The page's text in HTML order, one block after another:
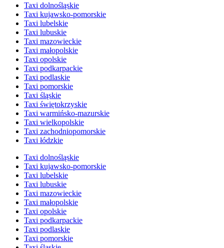
Taxi dolnośląskie
Taxi kujawsko-pomorskie
Taxi lubelskie
Taxi lubuskie
Taxi mazowieckie
Taxi małopolskie
Taxi opolskie
Taxi podkarpackie
Taxi podlaskie
Taxi pomorskie
Taxi śląskie
Taxi świętokrzyskie
Taxi warmińsko-mazurskie
Taxi wielkopolskie
Taxi zachodniopomorskie
Taxi łódzkie
Taxi dolnośląskie
Taxi kujawsko-pomorskie
Taxi lubelskie
Taxi lubuskie
Taxi mazowieckie
Taxi małopolskie
Taxi opolskie
Taxi podkarpackie
Taxi podlaskie
Taxi pomorskie